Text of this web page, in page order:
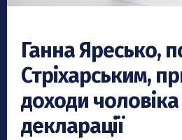
Ганна Яресько,
Стріхарським,
доходи
декларації